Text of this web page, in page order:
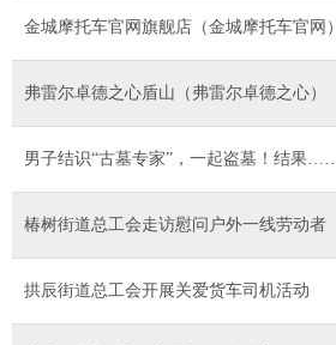
金城摩托车官网旗舰店（金城摩托车官网）
弗雷尔卓德之心盾山（弗雷尔卓德之心）
男子结识“古墓专家”，一起盗墓！结果……
椿树街道总工会走访慰问户外一线劳动者
拱辰街道总工会开展关爱货车司机活动